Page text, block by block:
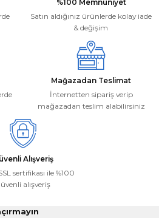
daha pahalı.
olmalı.
%100 Memnuniyet
Satın aldığınız ürünlerde kolay iade
& değişim
Mağazadan Teslimat
İnternetten sipariş verip
mağazadan teslim alabilirsiniz
Alışveriş
sertifikası ile %100
alışveriş